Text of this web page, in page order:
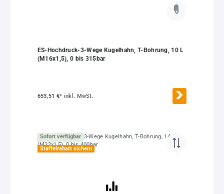
ES-Hochdruck-3-Wege Kugelhahn, T-Bohrung, 10 L
(M16x1,5), 0 bis 315bar
653,51 €* inkl. MwSt.
Sofort verfügbar
Staffelrabatt sichern